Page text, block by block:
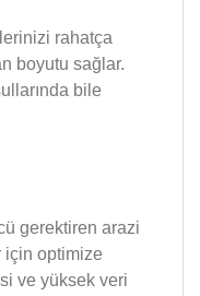
rahatça
boyutu sağlar.
bile
gerektiren arazi
için optimize
ve yüksek veri